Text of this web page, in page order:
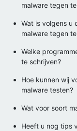
malware tegen
Wat is volgens u
malware tegen
Welke
te schrijven?
Hoe kunnen wij
malware testen?
Wat voor soort
Heeft u nog tips